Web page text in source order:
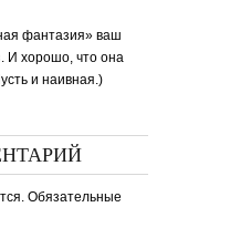
фантазия» ваш
И хорошо, что она
и наивная.)
Обязательные